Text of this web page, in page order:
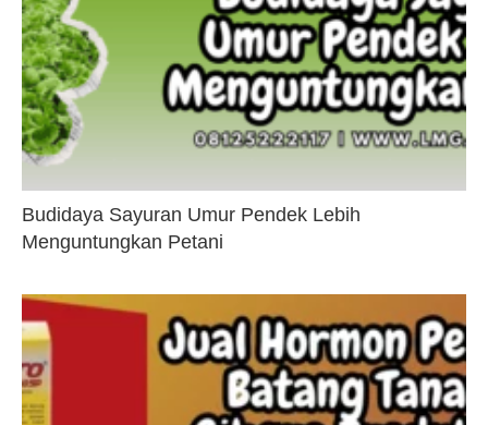
Budidaya Sayuran Umur Pendek Lebih
Menguntungkan Petani